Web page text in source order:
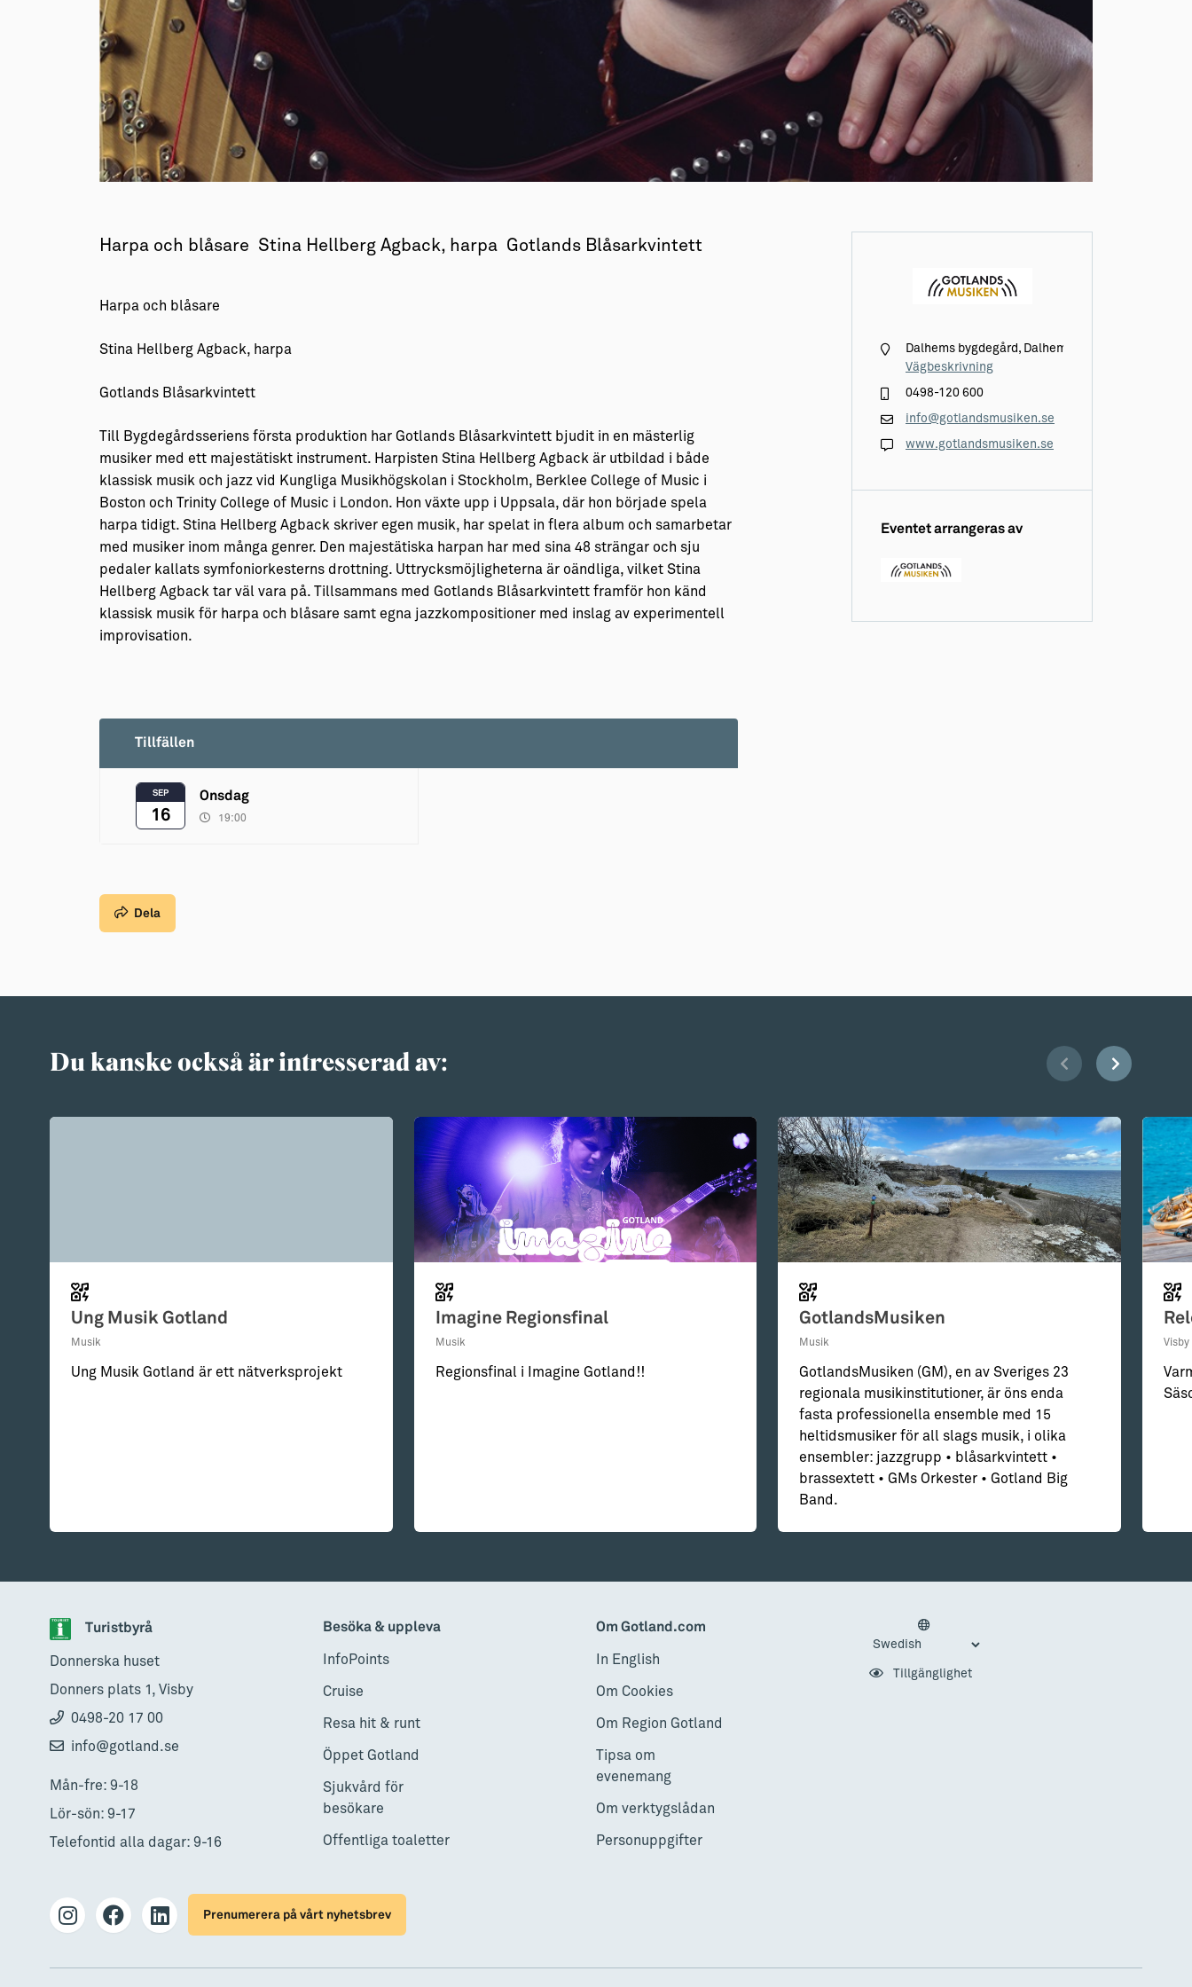
Barn & Familj
Harpa och blåsare Stina Hellberg Agback, harpa Gotlands Blåsarkvintett
Harpa och blåsare
Stina Hellberg Agback, harpa
Gotlands Blåsarkvintett
Till Bygdegårdsseriens första produktion har Gotlands Blåsarkvintett bjudit in en mästerlig
musiker med ett majestätiskt instrument. Harpisten Stina Hellberg Agback är utbildad i både
klassisk musik och jazz vid Kungliga Musikhögskolan i Stockholm, Berklee College of Music i
Boston och Trinity College of Music i London. Hon växte upp i Uppsala, där hon började spela
harpa tidigt. Stina Hellberg Agback skriver egen musik, har spelat in flera album och samarbetar
med musiker inom många genrer. Den majestätiska harpan har med sina 48 strängar och sju
pedaler kallats symfoniorkesterns drottning. Uttrycksmöjligheterna är oändliga, vilket Stina
Hellberg Agback tar väl vara på. Tillsammans med Gotlands Blåsarkvintett framför hon känd
klassisk musik för harpa och blåsare samt egna jazzkompositioner med inslag av experimentell
improvisation.
Tillfällen
SEP
16
Onsdag
19:00
Dalhems bygdegård, Dalhem Hallvide 453
Vägbeskrivning
0498-120 600
info@gotlandsmusiken.se
www.gotlandsmusiken.se
Eventet arrangeras av
Dela
Du kanske också är intresserad av:
Ung Musik Gotland
Musik
Ung Musik Gotland är ett nätverksprojekt
Imagine Regionsfinal
Musik
Regionsfinal i Imagine Gotland!!
GotlandsMusiken
Musik
GotlandsMusiken (GM), en av Sveriges 23
regionala musikinstitutioner, är öns enda
fasta professionella ensemble med 15
heltidsmusiker för all slags musik, i olika
ensembler: jazzgrupp • blåsarkvintett •
brassextett • GMs Orkester • Gotland Big
Band.
Visby
Turistbyrå
Donnerska huset
Donners plats 1, Visby
0498-20 17 00
info@gotland.se
Mån-fre: 9-18
Lör-sön: 9-17
Telefontid alla dagar: 9-16
Besöka & uppleva
InfoPoints
Cruise
Resa hit & runt
Öppet Gotland
Sjukvård för
besökare
Offentliga toaletter
Om Gotland.com
In English
Om Cookies
Om Region Gotland
Tipsa om
evenemang
Om verktygslådan
Personuppgifter
Tillgänglighet
Prenumerera på vårt nyhetsbrev